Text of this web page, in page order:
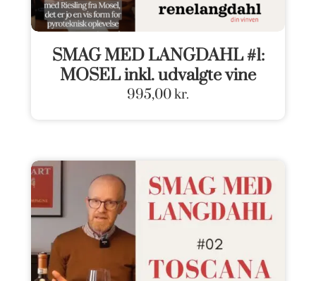
SMAG MED LANGDAHL #1:
MOSEL inkl. udvalgte vine
995,00kr.